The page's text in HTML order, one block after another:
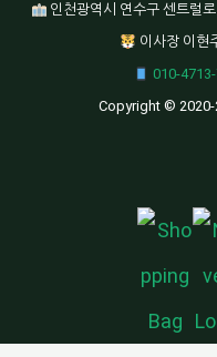
인천광역시 연수구 센트럴
이사장 이현
010-
Copyright © 2020-